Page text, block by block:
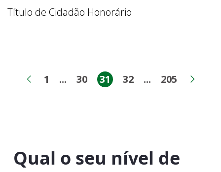
Título de Cidadão Honorário
Página anterior
Página
1 ...Páginas intermediárias
Página
30 Página
31 Página
32 ...Páginas
Página
205